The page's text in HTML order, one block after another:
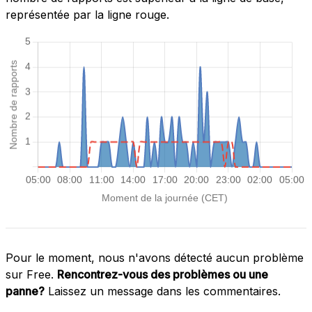
représentée par la ligne rouge.
Pour le moment, nous n'avons détecté aucun problème
sur Free. Rencontrez-vous des problèmes ou une
panne? Laissez un message dans les commentaires.